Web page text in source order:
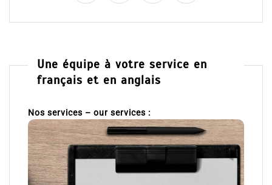
Une équipe à votre service en
français et en anglais
Nos services – our services :